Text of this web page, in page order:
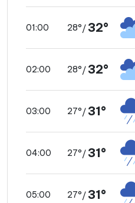
01:00 28°/ 32°
02:00 28°/ 32°
03:00 27°/ 31°
04:00 27°/ 31°
05:00 27°/ 31°